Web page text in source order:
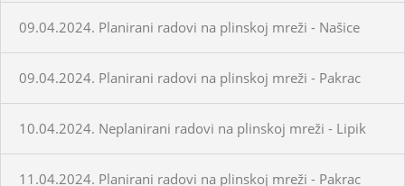
09.04.2024. Planirani radovi na plinskoj mreži - Našice
09.04.2024. Planirani radovi na plinskoj mreži - Pakrac
10.04.2024. Neplanirani radovi na plinskoj mreži - Lipik
11.04.2024. Planirani radovi na plinskoj mreži - Pakrac